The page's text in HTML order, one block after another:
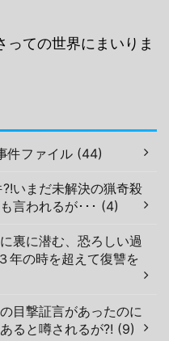
っての世界にまいりま
件ファイル (44)
いまだ未解決の猟奇殺
言われるが･･･ (4)
裏に潜む、恐ろしい過
年の時を超えて復讐を
目撃証言があったのに
ると噂されるが?! (9)